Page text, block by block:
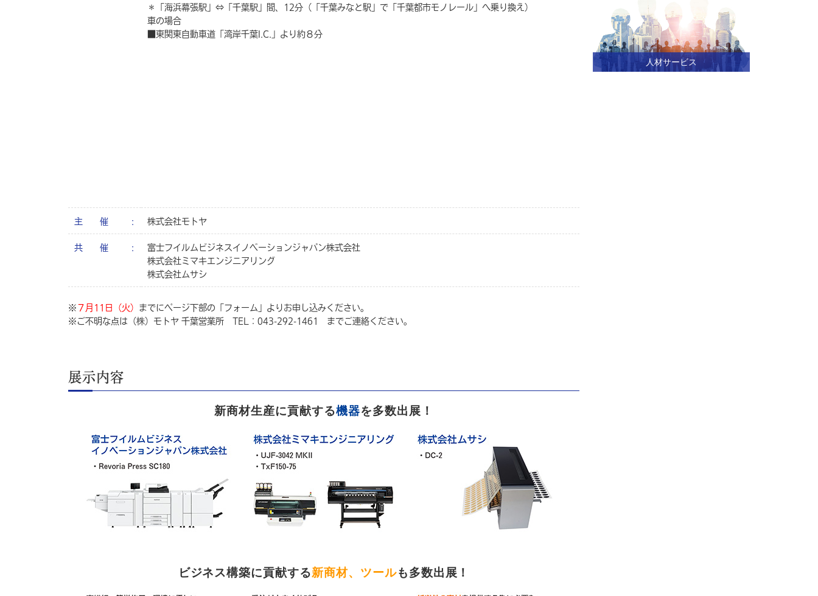
＊「海浜幕張駅」⇔「千葉駅」間、12分（「千葉みなと駅」で「千葉都市モノレール」へ乗り換え）
車の場合
■東関東自動車道「湾岸千葉I.C.」より約８分
主 催 株式会社モトヤ
共 催
富士フイルムビジネスイノベーションジャパン株式会社
株式会社ミマキエンジニアリング
株式会社ムサシ
※７月11日（火） までにページ下部の「フォーム」よりお申し込みください。
※ご不明な点は（株）モトヤ 千葉営業所 TEL：043-292-1461 までご連絡ください。
展示内容
新商材生産に貢献する機器を多数出展！
ビジネス構築に貢献する新商材、ツールも多数出展！
人材サービス